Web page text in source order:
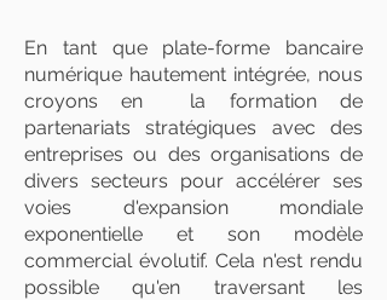
En tant que plate-forme bancaire
numérique hautement intégrée, nous
croyons en la formation de
partenariats stratégiques avec des
entreprises ou des organisations de
divers secteurs pour accélérer ses
voies d'expansion mondiale
exponentielle et son modèle
commercial évolutif. Cela n'est rendu
possible qu'en traversant les